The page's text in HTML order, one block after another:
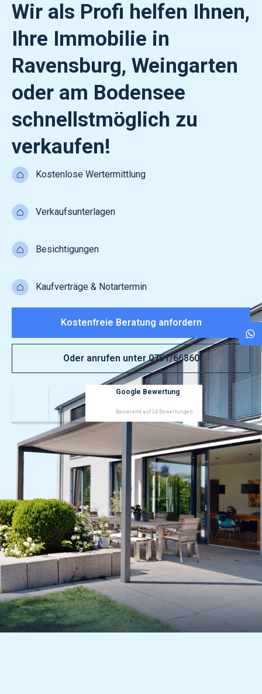
Wir als Profi helfen Ihnen,
Ihre Immobilie in
Ravensburg, Weingarten
oder am Bodensee
schnellstmöglich zu
verkaufen!
Kostenlose Wertermittlung
Verkaufsunterlagen
Besichtigungen
Kaufverträge & Notartermin
Kostenfreie Beratung anfordern
Oder anrufen unter 0751/66860
Google Bewertung
Basierend auf 24 Bewertungen